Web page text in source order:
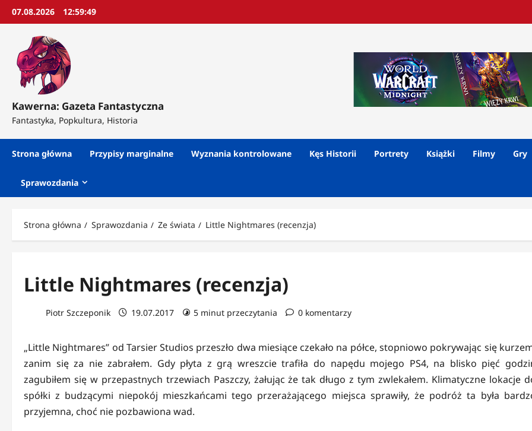
Przejdź
07.08.2026 12:59:51
Kawerna: Gazeta Fantastyczna
Fantastyka, Popkultura, Historia
Strona główna Przypisy marginalne Wyznania kontrolowane Kęs Historii Portrety Książki Filmy Gry
Sprawozdania
Strona główna Sprawozdania Ze świata Little Nightmares (recenzja)
Little Nightmares (recenzja)
Piotr Szczeponik 19.07.2017 5 minut przeczytania 0 komentarzy
„Little Nightmares” od Tarsier Studios przeszło dwa miesiące czekało na półce, stopniowo pokrywając się
zanim się za nie zabrałem. Gdy płyta z grą wreszcie trafiła do napędu mojego PS4, na blisko pięć
zagubiłem się w przepastnych trzewiach Paszczy, żałując że tak długo z tym zwlekałem. Klimatyczne lokacje
spółki z budzącymi niepokój mieszkańcami tego przerażającego miejsca sprawiły, że podróż ta była
przyjemna, choć nie pozbawiona wad.